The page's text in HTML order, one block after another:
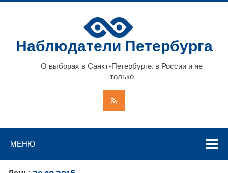
Наблюдатели Петербурга
О выборах в Санкт-Петербурге, в России и не
только
МЕНЮ